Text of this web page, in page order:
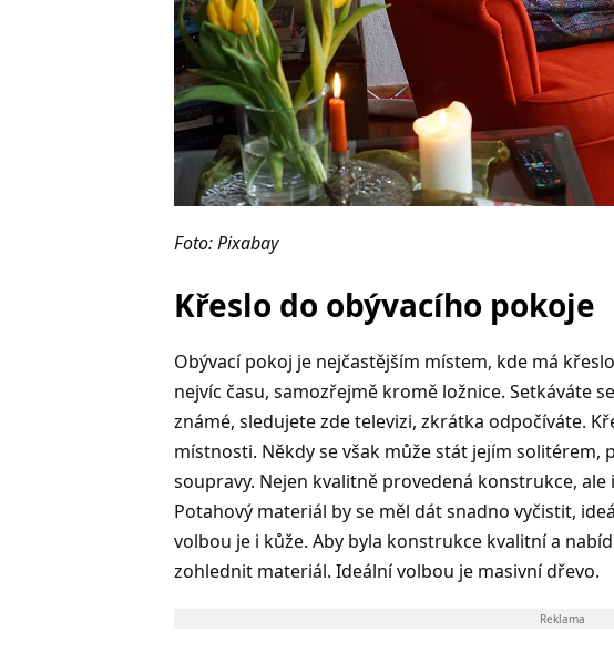
Foto: Pixabay
Křeslo do obývacího pokoje
Obývací pokoj je nejčastějším místem, kde má
nejvíc času, samozřejmě kromě ložnice. Setkáváte
známé, sledujete zde televizi, zkrátka odpočíváte.
místnosti. Někdy se však může stát jejím solitérem,
soupravy. Nejen kvalitně provedená konstrukce,
Potahový materiál by se měl dát snadno vyčistit,
volbou je i kůže. Aby byla konstrukce kvalitní a
zohlednit materiál. Ideální volbou je masivní dřevo.
Reklama